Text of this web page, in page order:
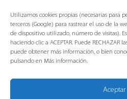
Utilizamos cookies propias (necesarias para
terceros (Google) para rastrear el uso de la
de dispositivo utilizado, número de visitas).
haciendo clic a ACEPTAR. Puede RECHAZAR
puede obtener más información, o bien
pulsando en Más información.
Aceptar
international ISO 45001,
9001 certifications